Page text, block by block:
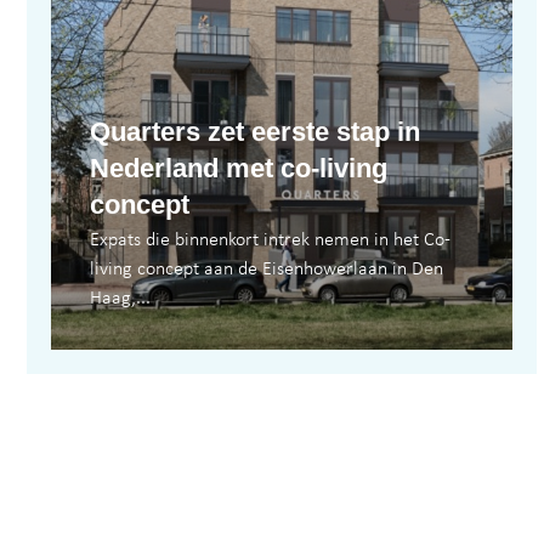
Quarters zet eerste stap in
Nederland met co-living
concept
Expats die binnenkort intrek nemen in het Co-
living concept aan de Eisenhowerlaan in Den
Haag,...